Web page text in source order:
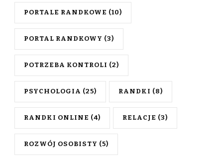
PORTALE RANDKOWE (10)
PORTAL RANDKOWY (3)
POTRZEBA KONTROLI (2)
PSYCHOLOGIA (25) RANDKI (8)
RANDKI ONLINE (4) RELACJE (3)
ROZWÓJ OSOBISTY (5)